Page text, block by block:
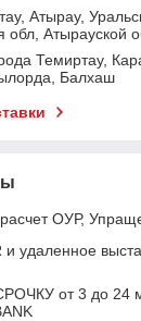
Атырау,
обл, Атырауской
Темиртау,
Балхаш
ОУР,
удаленное
от 3 до 24